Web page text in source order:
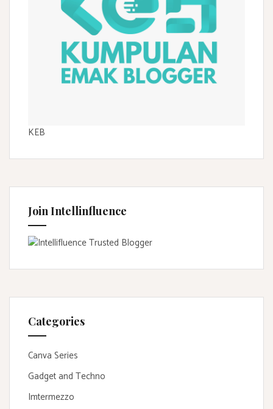
KEB
Join Intellinfluence
Categories
Canva Series
Gadget and Techno
Imtermezzo